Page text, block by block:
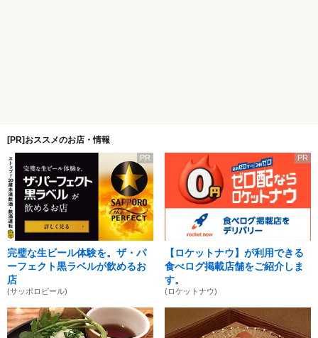
[PR]おススメのお店・情報
PR
完璧な生ビール体験を。ザ・パ
ーフェクト黒ラベルが飲めるお
店
(サッポロビール)
PR
【ロケットナウ】が利用できる
食べログ掲載店舗をご紹介しま
す。
(ロケットナウ)